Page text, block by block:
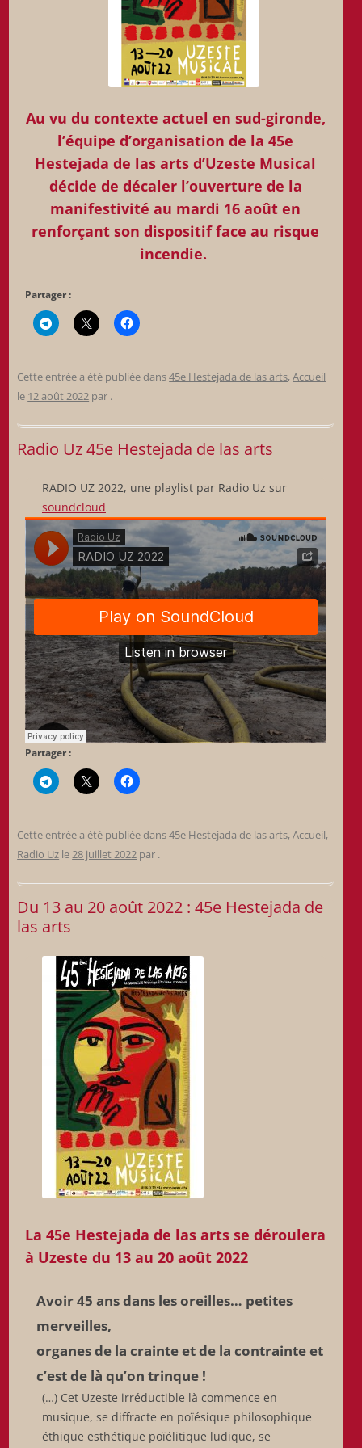
Au vu du contexte actuel en sud-gironde,
l’équipe d’organisation de la 45e
Hestejada de las arts d’Uzeste Musical
décide de décaler l’ouverture de la
manifestivité au mardi 16 août en
renforçant son dispositif face au risque
incendie.
Partager :
Cette entrée a été publiée dans45e Hestejada de las arts,Accueil
le 12 août 2022 par .
Radio Uz 45e Hestejada de las arts
RADIO UZ 2022, une playlist par Radio Uz sur
soundcloud
Partager :
Cette entrée a été publiée dans45e Hestejada de las arts,Accueil,
Radio Uz le28 juillet 2022 par .
Du 13 au 20 août 2022 : 45e Hestejada de
las arts
La 45e Hestejada de las arts se déroulera
à Uzeste du 13 au 20 août 2022
Avoir 45 ans dans les oreilles… petites
merveilles,
organes de la crainte et de la contrainte et
c’est de là qu’on trinque !
(…) Cet Uzeste irréductible là commence en
musique, se diffracte en poïésique philosophique
éthique esthétique poïélitique ludique, se